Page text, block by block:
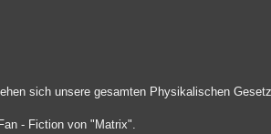
sich unsere gesamten Physikalischen
- Fiction von "Matrix".